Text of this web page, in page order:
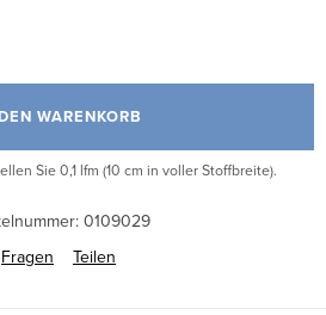
WARENKORB
Sie 0,1 lfm (10 cm in voller Stoffbreite).
0109029
Fragen
Teilen